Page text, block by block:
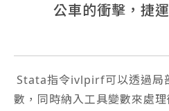
公車的衝擊，捷
Stata指令ivlpirf可以透過局
數，同時納入工具變數來處